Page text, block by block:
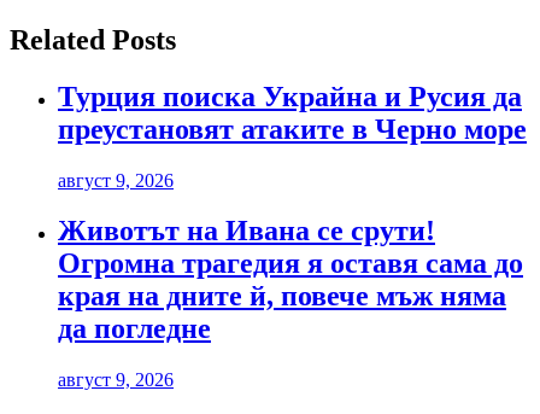
Related Posts
Турция поиска Украйна и Русия да
преустановят атаките в Черно море
август 9, 2026
Животът на Ивана се срути!
Огромна трагедия я оставя сама до
края на дните й, повече мъж няма
да погледне
август 9, 2026